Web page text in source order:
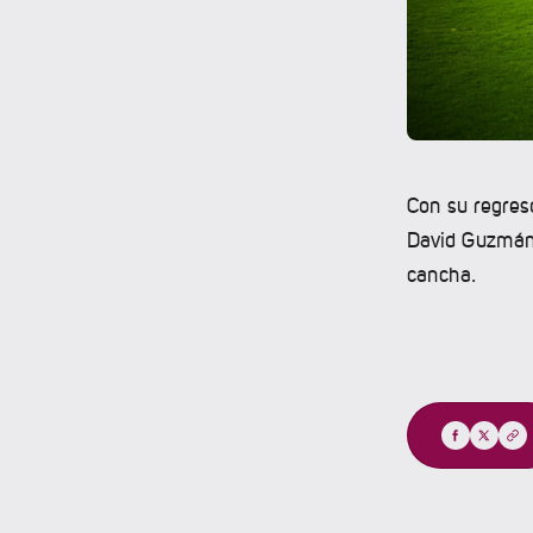
Con su
David
cancha.
Compartir